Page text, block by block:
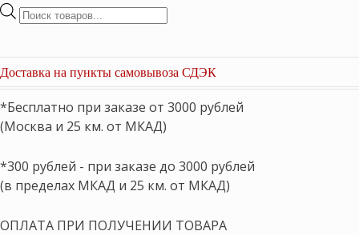
Поиск
Доставка на пункты самовывоза СДЭК
*Бесплатно при заказе от 3000 рублей
(Москва и 25 км. от МКАД)
*300 рублей - при заказе до 3000 рублей
(в пределах МКАД и 25 км. от МКАД)
ОПЛАТА ПРИ ПОЛУЧЕНИИ ТОВАРА